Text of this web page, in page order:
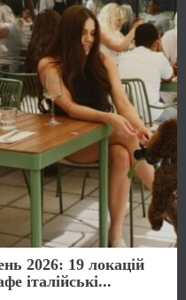
2026: 19 локацій
італійські...